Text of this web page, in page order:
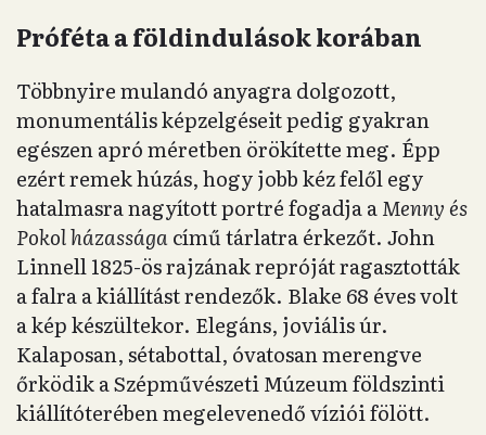
Próféta a földindulások korában
Többnyire mulandó anyagra dolgozott,
monumentális képzelgéseit pedig gyakran
egészen apró méretben örökítette meg. Épp
ezért remek húzás, hogy jobb kéz felől egy
hatalmasra nagyított portré fogadja aMenny és
Pokol házasságacímű tárlatra érkezőt. John
Linnell 1825-ös rajzának repróját ragasztották
a falra a kiállítást rendezők. Blake 68 éves volt
a kép készültekor. Elegáns, joviális úr.
Kalaposan, sétabottal, óvatosan merengve
őrködik a Szépművészeti Múzeum földszinti
kiállítóterében megelevenedő víziói fölött.